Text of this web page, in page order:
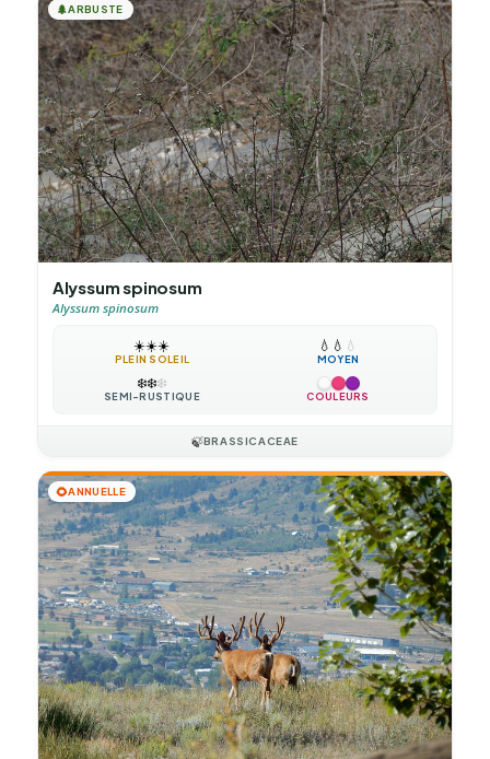
🌲ARBUSTE
Alyssum spinosum
Alyssum spinosum
☀️☀️☀️
PLEIN SOLEIL
💧 💧 💧
MOYEN
❄️❄️❄️
SEMI-RUSTIQUE COULEURS
🍃BRASSICACEAE
🌻ANNUELLE